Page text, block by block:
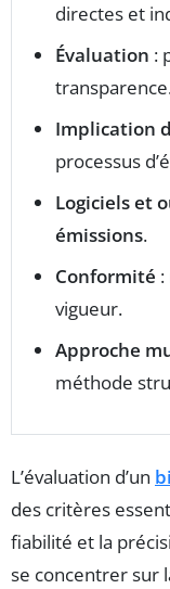
directes et
Évaluation :
Implication
processus
Logiciels et
émissions.
Conformité
vigueur.
Approche
méthode
L’évaluation d’un
des critères
fiabilité et la
se concentrer sur